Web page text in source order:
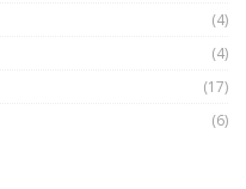
(4)
(4)
(17)
(6)